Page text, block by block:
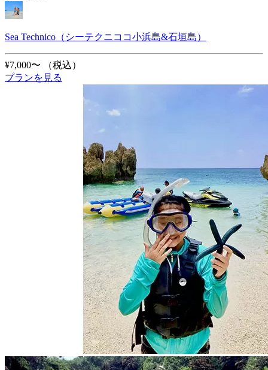
Sea Technico（シーテクニココ小浜島&石垣島）
¥7,000〜
（税込）
プランを見る